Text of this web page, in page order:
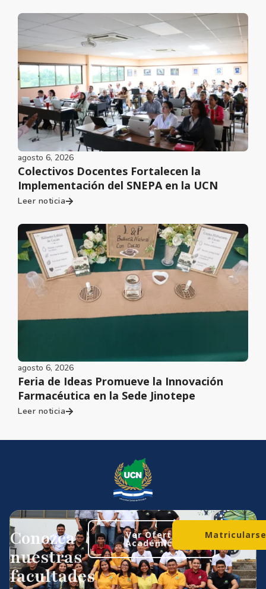
agosto 6, 2026
Colectivos Docentes Fortalecen la
Implementación del SNEPA en la UCN
Leer noticia
agosto 6, 2026
Feria de Ideas Promueve la Innovación
Farmacéutica en la Sede Jinotepe
Leer noticia
Conozca
nuestras
facultades
Ver Oferta
Académica